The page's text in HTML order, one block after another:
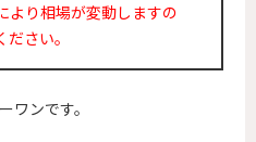
り相場が変動しますの
さい。
ワンです。